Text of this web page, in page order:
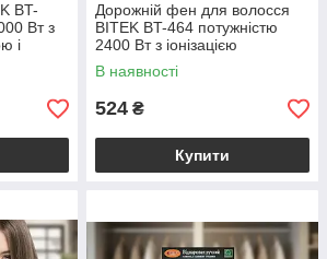
BT-
Вт з
і
Дорожній фен для волосся
BITEK BT-464 потужністю
2400 Вт з іонізацією
складаною ручкою й
холодним обдувом
В наявності
524 ₴
Купити